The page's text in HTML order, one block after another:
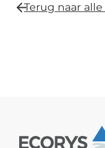
Terug naar alle